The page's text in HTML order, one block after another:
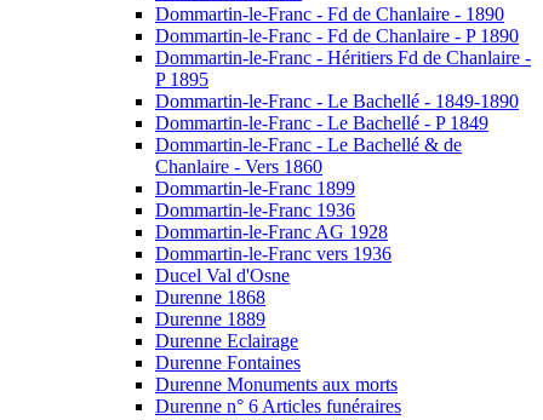
Dommartin-le-Franc - Fd de Chanlaire - 1890
Dommartin-le-Franc - Fd de Chanlaire - P 1890
Dommartin-le-Franc - Héritiers Fd de Chanlaire -
P 1895
Dommartin-le-Franc - Le Bachellé - 1849-1890
Dommartin-le-Franc - Le Bachellé - P 1849
Dommartin-le-Franc - Le Bachellé & de
Chanlaire - Vers 1860
Dommartin-le-Franc 1899
Dommartin-le-Franc 1936
Dommartin-le-Franc AG 1928
Dommartin-le-Franc vers 1936
Ducel Val d'Osne
Durenne 1868
Durenne 1889
Durenne Eclairage
Durenne Fontaines
Durenne Monuments aux morts
Durenne n° 6 Articles funéraires